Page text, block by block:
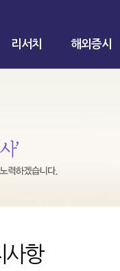
리서치 해외증시
사항